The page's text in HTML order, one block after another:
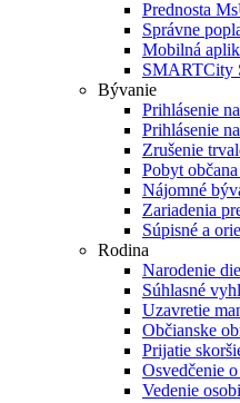
Prednosta
Správne
Mobilná
SMARTCity
Bývanie
Prihlásenie
Prihlásenie
Zrušenie
Pobyt
Nájomné
Zariadenia
Súpisné a
Rodina
Narodenie
Súhlasné
Uzavretie
Občianske
Prijatie
Osvedčenie
Vedenie